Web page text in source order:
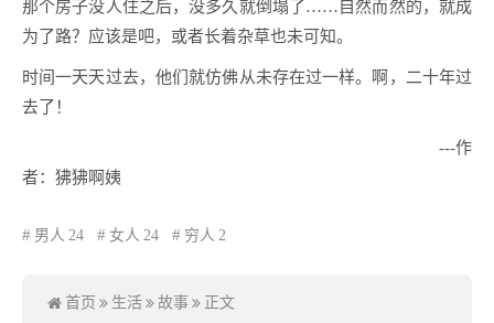
那个房子没人住之后，没多久就倒塌了……自然而然的，就成
为了路？应该是吧，或者长着杂草也未可知。
时间一天天过去，他们就仿佛从未存在过一样。啊，二十年过
去了！
---作
者：狒狒啊姨
男人 24 女人 24 穷人 2
首页 生活 故事 正文